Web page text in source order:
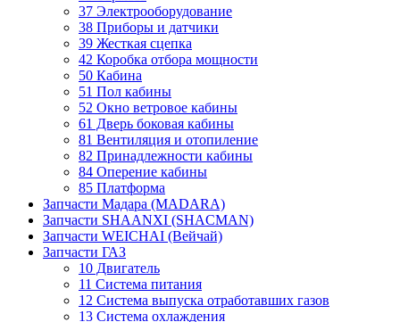
37 Электрооборудование
38 Приборы и датчики
39 Жесткая сцепка
42 Коробка отбора мощности
50 Кабина
51 Пол кабины
52 Окно ветровое кабины
61 Дверь боковая кабины
81 Вентиляция и отопиление
82 Принадлежности кабины
84 Оперение кабины
85 Платформа
Запчасти Мадара (MADARA)
Запчасти SHAANXI (SHACMAN)
Запчасти WEICHAI (Вейчай)
Запчасти ГАЗ
10 Двигатель
11 Система питания
12 Система выпуска отработавших газов
13 Система охлаждения